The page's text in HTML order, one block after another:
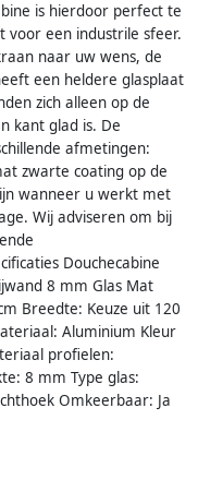
is hierdoor perfect te
voor een industrile sfeer.
naar uw wens, de
een heldere glasplaat
zich alleen op de
kant glad is. De
afmetingen:
zwarte coating op de
wanneer u werkt met
Wij adviseren om bij
Douchecabine
8 mm Glas Mat
Breedte: Keuze uit 120
Aluminium Kleur
profielen:
8 mm Type glas:
Omkeerbaar: Ja